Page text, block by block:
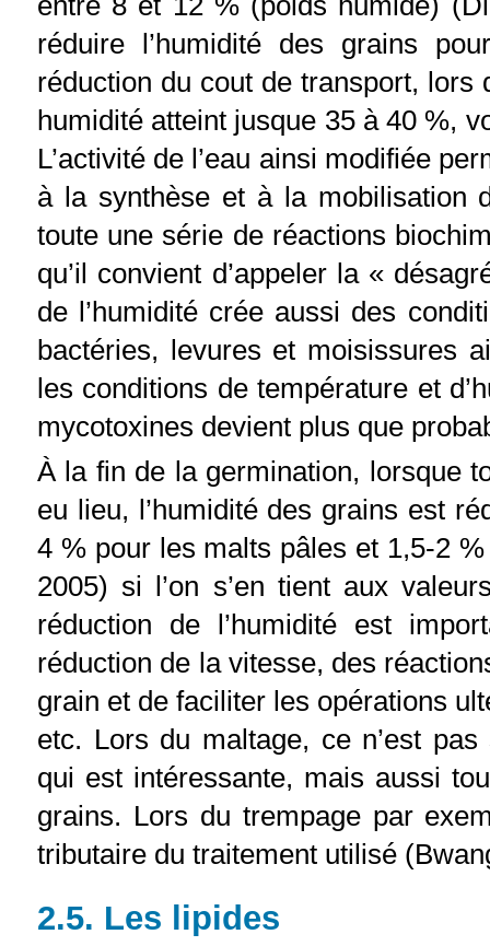
réduire l’humidité des grains
réduction du cout de transport, lors
humidité atteint jusque 35 à 40 %,
L’activité de l’eau ainsi modifiée
à la synthèse et à la mobilisation
toute une série de réactions
qu’il convient d’appeler la «
de l’humidité crée aussi des
bactéries, levures et moisissures
les conditions de température et
mycotoxines devient plus que
À la fin de la germination, lorsque
eu lieu, l’humidité des grains est
4 % pour les malts pâles et 1,5-2
2005) si l’on s’en tient aux
réduction de l’humidité est
réduction de la vitesse, des
grain et de faciliter les opérations
etc. Lors du maltage, ce n’est
qui est intéressante, mais aussi
grains. Lors du trempage par
tributaire du traitement utilisé
2.5. Les lipides